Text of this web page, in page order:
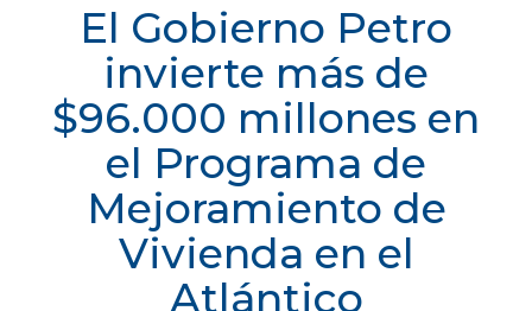
El Gobierno Petro
invierte más de
$96.000 millones en
el Programa de
Mejoramiento de
Vivienda en el
Atlántico